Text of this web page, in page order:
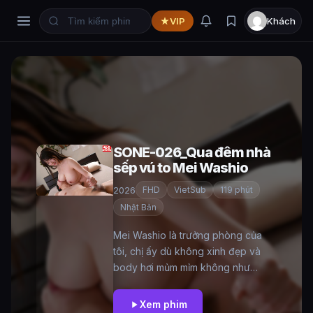
VIP Khách
SONE-026_Qua đêm nhà
sếp vú to Mei Washio
2026 FHD VietSub
119 phút
Nhật Bản
Mei Washio là trưởng phòng của
tôi, chị ấy dù không xinh đẹp và
body hơi mủm mỉm không như
quen nhưng chả hiểu sao tôi lại có
Xem phim